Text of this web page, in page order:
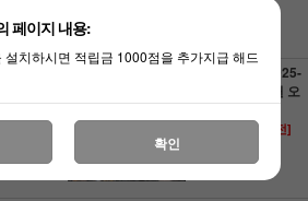
비 심리
TB리그 - PL2025-
229B 화이트퀸 오
브 바벨론
[베리에이션 버전]
(품절)
페이지 내용:
치하시면 적립금 1000점을 추가지급 해드
확인